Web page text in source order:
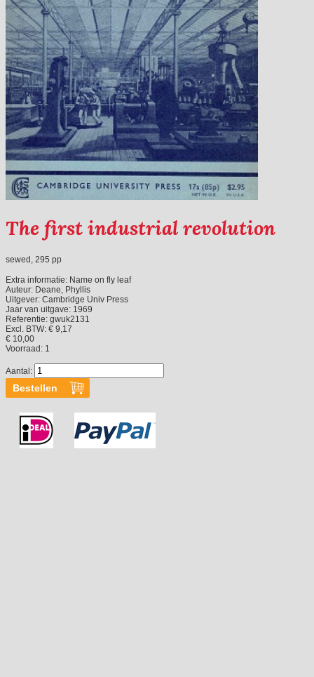
The first industrial revolution
sewed, 295 pp
Extra informatie: Name on fly leaf
Auteur: Deane, Phyllis
Uitgever: Cambridge Univ Press
Jaar van uitgave: 1969
Referentie: gwuk2131
Excl. BTW: € 9,17
€ 10,00
Voorraad: 1
Aantal: